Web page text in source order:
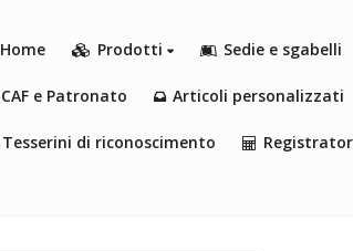
Home Prodotti Sedie e sgabelli
CAF e Patronato Articoli personalizzati
Tesserini di riconoscimento